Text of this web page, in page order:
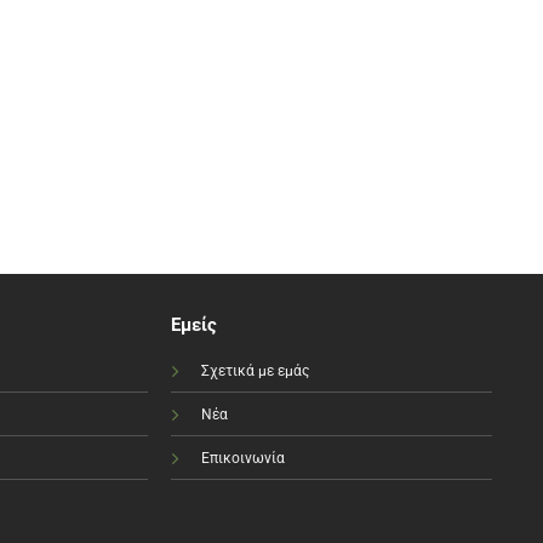
Εμείς
Σχετικά με εμάς
Νέα
Επικοινωνία